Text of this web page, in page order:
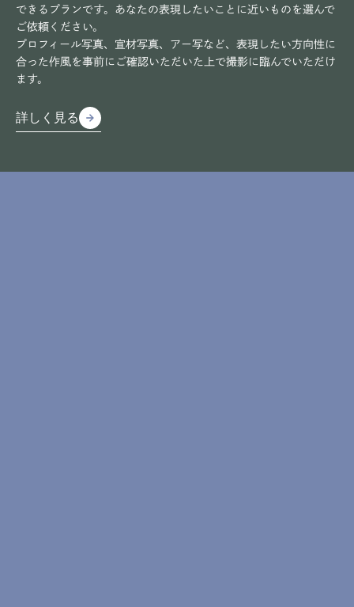
できるプランです。あなたの表現したいことに近いものを選んで
ご依頼ください。
プロフィール写真、宣材写真、アー写など、表現したい方向性に
合った作風を事前にご確認いただいた上で撮影に臨んでいただけ
ます。
詳しく見る
詳しく見る
arrow_forward
arrow_forward